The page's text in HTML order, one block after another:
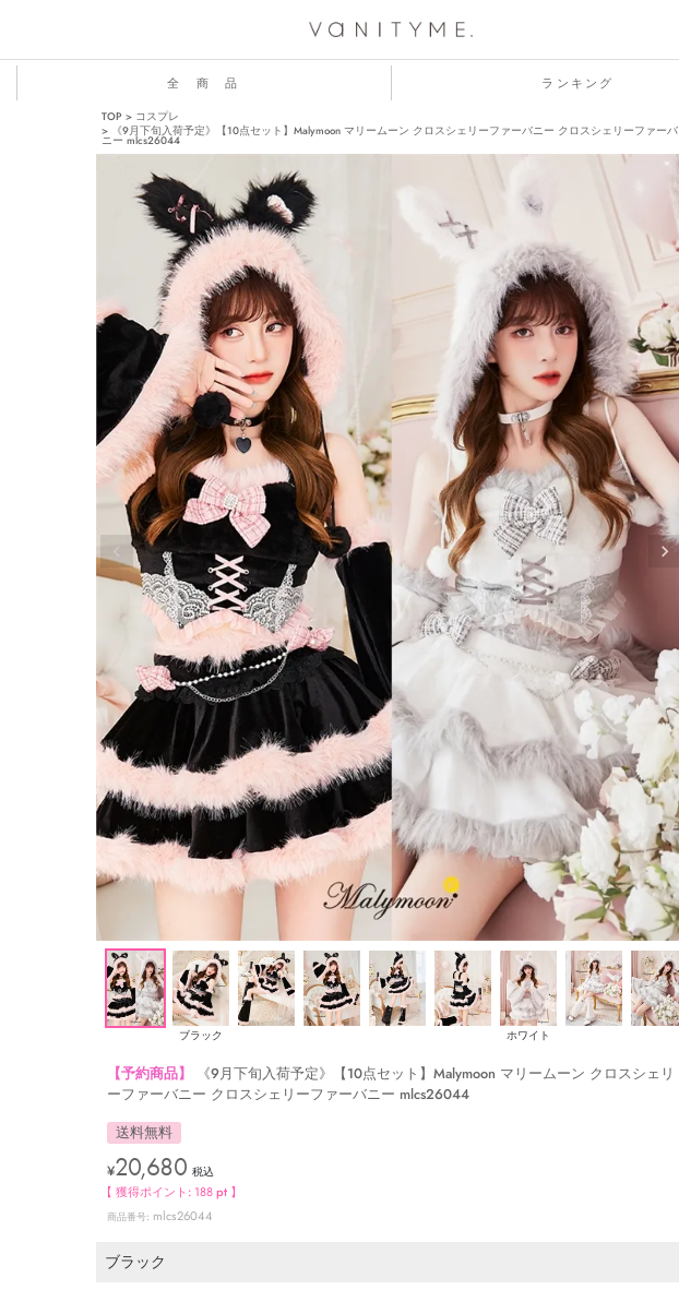
全 商 品 ランキング
TOP
コスプレ
《9月下旬入荷予定》【10点セット】Malymoon マリームーン クロスシェリーファーバニー クロスシェリーファーバ
ニー mlcs26044
ブラック ホワイト
【予約商品】
《9月下旬入荷予定》【10点セット】Malymoon マリームーン クロスシェリ
ーファーバニー クロスシェリーファーバニー mlcs26044
送料無料
¥20,680 税込
【 獲得ポイント: 188pt 】
商品番号 mlcs26044
ブラック